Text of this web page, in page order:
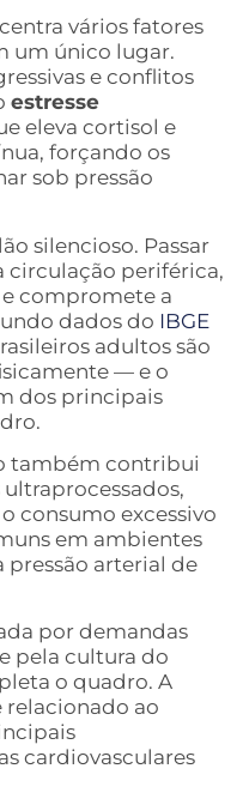
vários fatores
um único lugar.
e conflitos
estresse
eleva cortisol e
forçando os
sob pressão
silencioso. Passar
circulação periférica,
compromete a
dados do IBGE
adultos são
— e o
dos principais
também contribui
consumo excessivo
em ambientes
pressão arterial de
por demandas
pela cultura do
o quadro. A
relacionado ao
cardiovasculares